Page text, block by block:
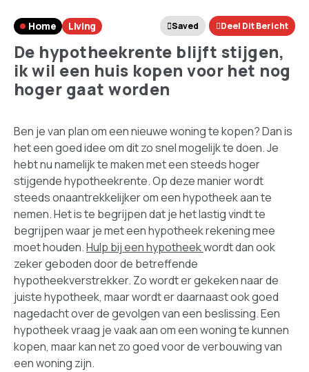
Home Living Saved Deel Dit Bericht
De hypotheekrente blijft stijgen,
ik wil een huis kopen voor het nog
hoger gaat worden
Ben je van plan om een nieuwe woning te kopen? Dan is
het een goed idee om dit zo snel mogelijk te doen. Je
hebt nu namelijk te maken met een steeds hoger
stijgende hypotheekrente. Op deze manier wordt
steeds onaantrekkelijker om een hypotheek aan te
nemen. Het is te begrijpen dat je het lastig vindt te
begrijpen waar je met een hypotheek rekening mee
moet houden.Hulp bij een hypotheekwordt dan ook
zeker geboden door de betreffende
hypotheekverstrekker. Zo wordt er gekeken naar de
juiste hypotheek, maar wordt er daarnaast ook goed
nagedacht over de gevolgen van een beslissing. Een
hypotheek vraag je vaak aan om een woning te kunnen
kopen, maar kan net zo goed voor de verbouwing van
een woning zijn.